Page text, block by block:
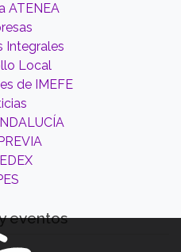
ATENEA
Integrales
Local
de IMEFE
eventos